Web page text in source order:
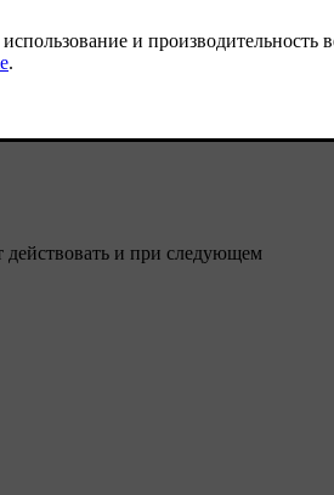
действовать и при следующем